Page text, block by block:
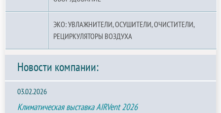
ЭКО: УВЛАЖНИТЕЛИ, ОСУШИТЕЛИ, ОЧИСТИТЕЛИ,
РЕЦИРКУЛЯТОРЫ ВОЗДУХА
Новости компании:
03.02.2026
Климатическая выставка AIRVent 2026